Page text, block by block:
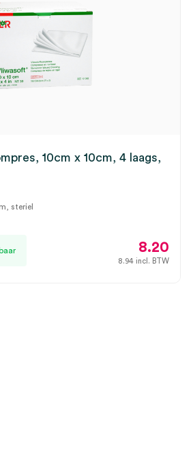
10cm x 10cm, 4 laags,
steriel
8.20
8.94 incl. BTW